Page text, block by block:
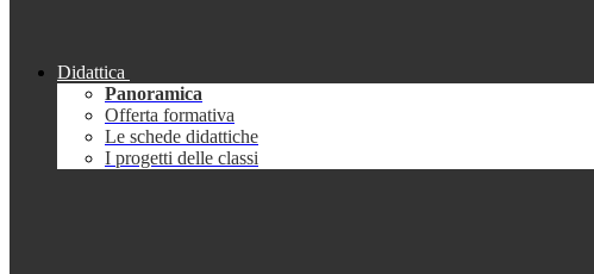
Didattica
Panoramica
Offerta formativa
Le schede didattiche
I progetti delle classi